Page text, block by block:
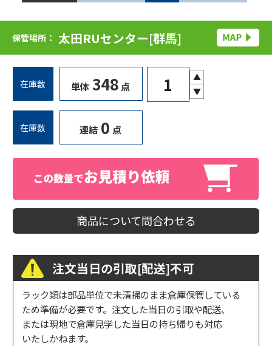
保管場所： 太田RUセンター[群馬]
在庫数 単体 348 点
▲
▼
在庫数 連結 0 点
商品について問合わせる
注文当日の引取[配送]不可
ラック類は部品単位で未清掃のまま倉庫保管している
ため準備が必要です。注文した当日の引取や配送、
または現地で倉庫見学した当日の持ち帰りも対応
いたしかねます。